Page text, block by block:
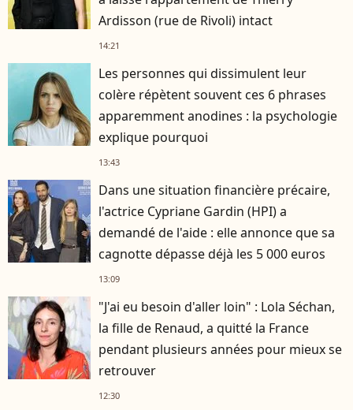
Ardisson (rue de Rivoli) intact
14:21
Les personnes qui dissimulent leur
colère répètent souvent ces 6 phrases
apparemment anodines : la psychologie
explique pourquoi
13:43
Dans une situation financière précaire,
l'actrice Cypriane Gardin (HPI) a
demandé de l'aide : elle annonce que sa
cagnotte dépasse déjà les 5 000 euros
13:09
"J'ai eu besoin d'aller loin" : Lola Séchan,
la fille de Renaud, a quitté la France
pendant plusieurs années pour mieux se
retrouver
12:30